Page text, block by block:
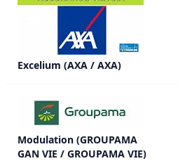
Excelium (AXA / AXA)
Modulation (GROUPAMA
GAN VIE / GROUPAMA VIE)